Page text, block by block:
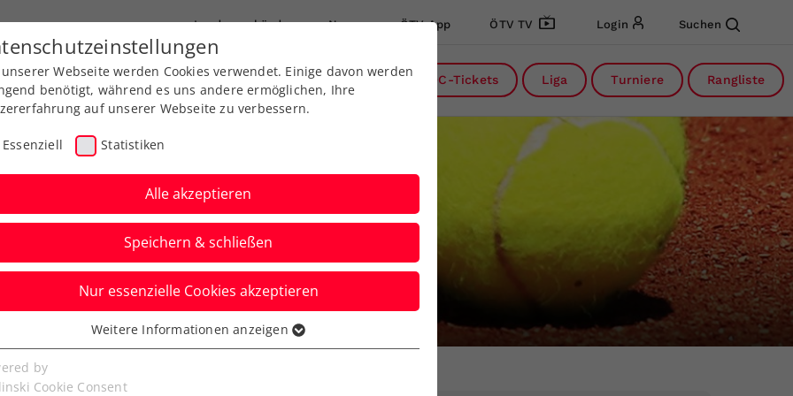
Landesverbände News ÖTV App ÖTV TV Login Suchen
Ausbildung Services Über uns DC-Tickets Liga Turniere Rangliste
Aktuelle News
Webseite werden Cookies verwendet. Einige davon werden
benötigt, während es uns andere ermöglichen, Ihre
auf unserer Webseite zu verbessern.
Essenziell Statistiken
Alle akzeptieren
Speichern & schließen
Nur essenzielle Cookies akzeptieren
Cookies werden für grundlegende Funktionen der
benötigt. Dadurch ist gewährleistet, dass die Webseite
Weitere Informationen anzeigen
by
Cookie Consent